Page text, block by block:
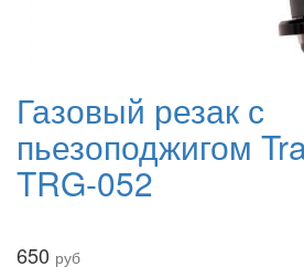
Газовый резак с
пьезоподжигом
TRG-052
650 руб